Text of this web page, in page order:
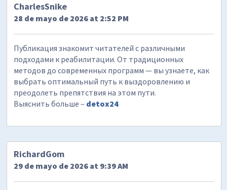
CharlesSnike
28 de mayo de 2026 at 2:52 PM
Публикация знакомит читателей с различными
подходами к реабилитации. От традиционных
методов до современных программ — вы узнаете, как
выбрать оптимальный путь к выздоровлению и
преодолеть препятствия на этом пути.
Выяснить больше – detox24
RichardGom
29 de mayo de 2026 at 9:39 AM